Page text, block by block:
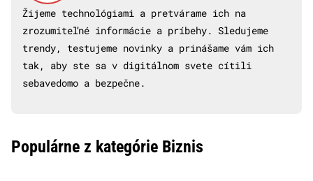
Žijeme technológiami a pretvárame ich na
zrozumiteľné informácie a príbehy. Sledujeme
trendy, testujeme novinky a prinášame vám ich
tak, aby ste sa v digitálnom svete cítili
sebavedomo a bezpečne.
Populárne z kategórie Biznis